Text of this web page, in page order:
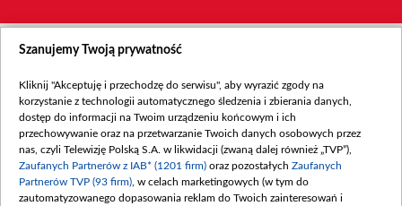
Szanujemy Twoją prywatność
Kliknij "Akceptuję i przechodzę do serwisu", aby wyrazić zgody na
korzystanie z technologii automatycznego śledzenia i zbierania danych,
dostęp do informacji na Twoim urządzeniu końcowym i ich
przechowywanie oraz na przetwarzanie Twoich danych osobowych przez
nas, czyli Telewizję Polską S.A. w likwidacji (zwaną dalej również „TVP”),
Zaufanych Partnerów z IAB* (1201 firm) oraz pozostałych Zaufanych
Partnerów TVP (93 firm) , w celach marketingowych (w tym do
zautomatyzowanego dopasowania reklam do Twoich zainteresowań i